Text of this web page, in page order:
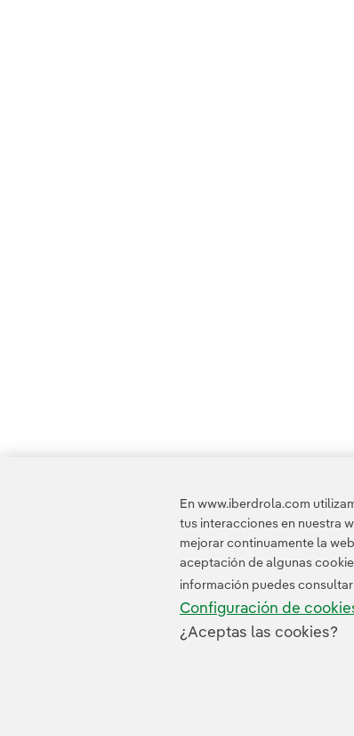
En www.iberdrola.com
tus interacciones en nuestra
mejorar continuamente la
aceptación de algunas
información puedes
Configuración de
¿Aceptas las cookies?